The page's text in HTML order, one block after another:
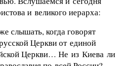
и великого иерарха:
слышать, когда говорят
Церкви от единой
Церкви… Не из Киева ли